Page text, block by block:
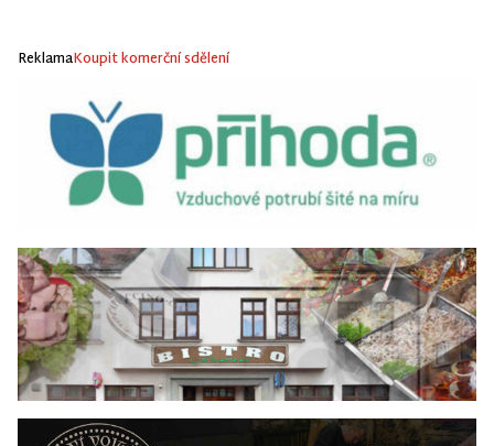
ReklamaKoupit komerční sdělení